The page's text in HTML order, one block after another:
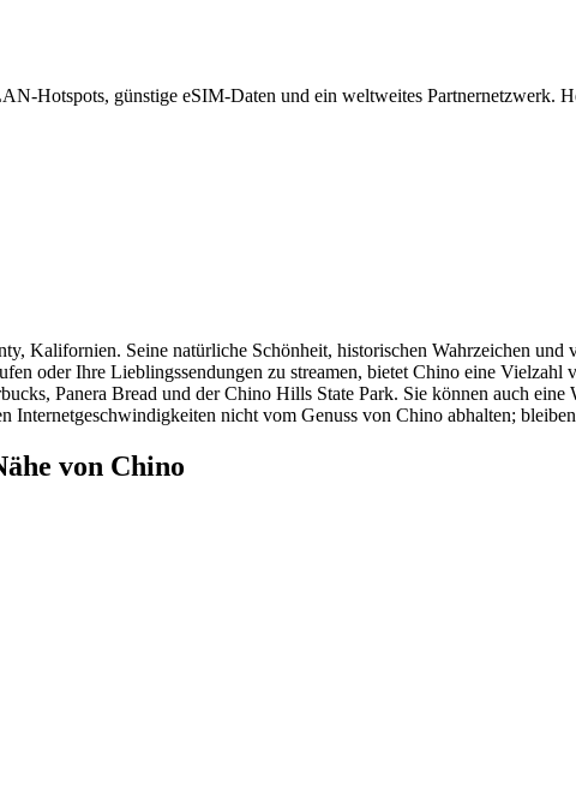
Hotspots, günstige eSIM-Daten und ein weltweites Partnernetzwerk.
Kalifornien. Seine natürliche Schönheit, historischen Wahrzeichen
oder Ihre Lieblingssendungen zu streamen, bietet Chino eine
Panera Bread und der Chino Hills State Park. Sie können auch
Internetgeschwindigkeiten nicht vom Genuss von Chino abhalten;
von Chino